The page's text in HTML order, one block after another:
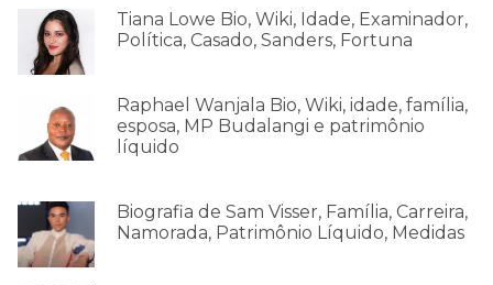
Tiana Lowe Bio, Wiki, Idade, Examinador,
Política, Casado, Sanders, Fortuna
Raphael Wanjala Bio, Wiki, idade, família,
esposa, MP Budalangi e patrimônio
líquido
Biografia de Sam Visser, Família, Carreira,
Namorada, Patrimônio Líquido, Medidas